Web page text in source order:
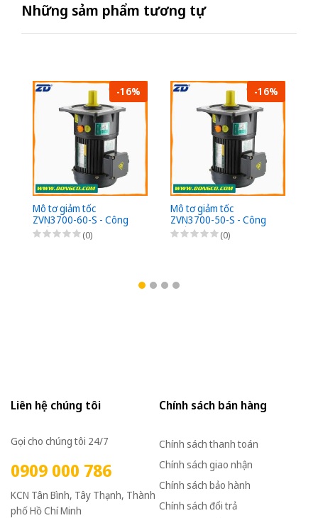
Những sảm phẩm tương tự
-16%
Mô tơ giảm tốc
ZVN3700-60-S - Công
suất 3700W (5HP) - 1/60
- Chân đế - 3Pha
(0)
-16%
Mô tơ giảm tốc
ZVN3700-50-S - Công
suất 3700W (5HP) - 1/50
- Chân đế - 3Pha
(0)
Liên hệ chúng tôi
Gọi cho chúng tôi 24/7
0909 000 786
KCN Tân Bình, Tây Thạnh, Thành
phố Hồ Chí Minh
Chính sách bán hàng
Chính sách thanh toán
Chính sách giao nhận
Chính sách bảo hành
Chính sách đổi trả